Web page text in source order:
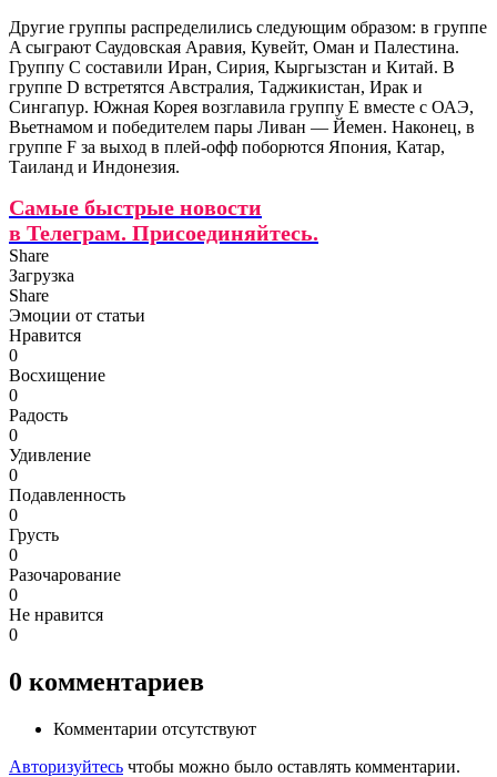
Другие группы распределились следующим образом: в группе
A сыграют Саудовская Аравия, Кувейт, Оман и Палестина.
Группу C составили Иран, Сирия, Кыргызстан и Китай. В
группе D встретятся Австралия, Таджикистан, Ирак и
Сингапур. Южная Корея возглавила группу E вместе с ОАЭ,
Вьетнамом и победителем пары Ливан — Йемен. Наконец, в
группе F за выход в плей-офф поборются Япония, Катар,
Таиланд и Индонезия.
Самые быстрые новости
в Телеграм. Присоединяйтесь.
Share
Загрузка
Share
Эмоции от статьи
Нравится
0
Восхищение
0
Радость
0
Удивление
0
Подавленность
0
Грусть
0
Разочарование
0
Не нравится
0
0 комментариев
Комментарии отсутствуют
Авторизуйтесь чтобы можно было оставлять комментарии.